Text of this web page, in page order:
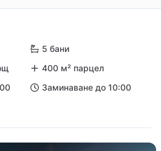
5 бани
400 м² парцел
Заминаване до 10:00